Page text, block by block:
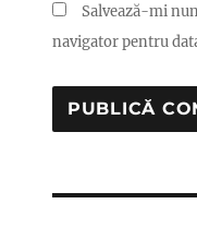
Salvează-mi
navigator pentru